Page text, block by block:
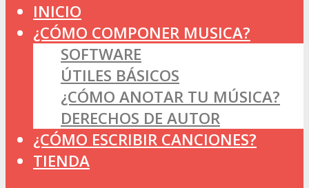
INICIO
¿CÓMO COMPONER MUSICA?
SOFTWARE
ÚTILES BÁSICOS
¿CÓMO ANOTAR TU MÚSICA?
DERECHOS DE AUTOR
¿CÓMO ESCRIBIR CANCIONES?
TIENDA